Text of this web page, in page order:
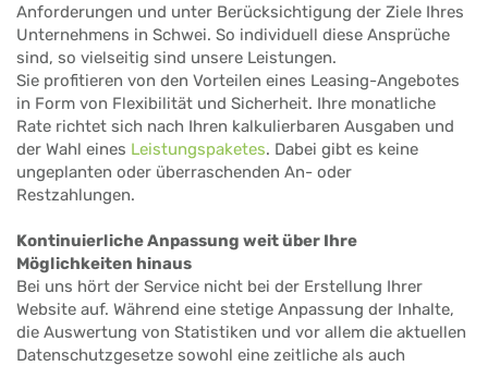
Anforderungen und unter Berücksichtigung der Ziele Ihres
Unternehmens in Schwei. So individuell diese Ansprüche
sind, so vielseitig sind unsere Leistungen.
Sie profitieren von den Vorteilen eines Leasing-Angebotes
in Form von Flexibilität und Sicherheit. Ihre monatliche
Rate richtet sich nach Ihren kalkulierbaren Ausgaben und
der Wahl eines Leistungspaketes. Dabei gibt es keine
ungeplanten oder überraschenden An- oder
Restzahlungen.
Kontinuierliche Anpassung weit über Ihre
Möglichkeiten hinaus
Bei uns hört der Service nicht bei der Erstellung Ihrer
Website auf. Während eine stetige Anpassung der Inhalte,
die Auswertung von Statistiken und vor allem die aktuellen
Datenschutzgesetze sowohl eine zeitliche als auch